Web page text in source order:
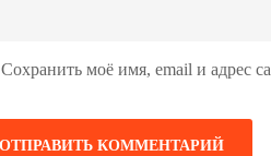
Сохранить моё имя, email и адрес